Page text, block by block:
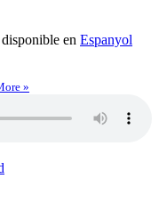
en Espanyol
»